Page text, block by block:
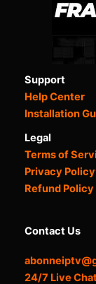
Support
Help Center
Installation
Legal
Terms of
Privacy Policy
Refund Policy
Contact Us
24/7 Live